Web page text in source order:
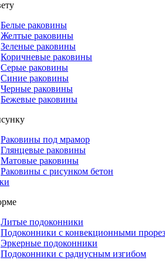
Белые раковины
Желтые раковины
Зеленые раковины
Коричневые раковины
Серые раковины
Синие раковины
Черные раковины
Бежевые раковины
Раковины под мрамор
Глянцевые раковины
Матовые раковины
Раковины с рисунком бетон
Литые подоконники
Подоконники с конвекционными
Эркерные подоконники
Подоконники с радиусным изгибом